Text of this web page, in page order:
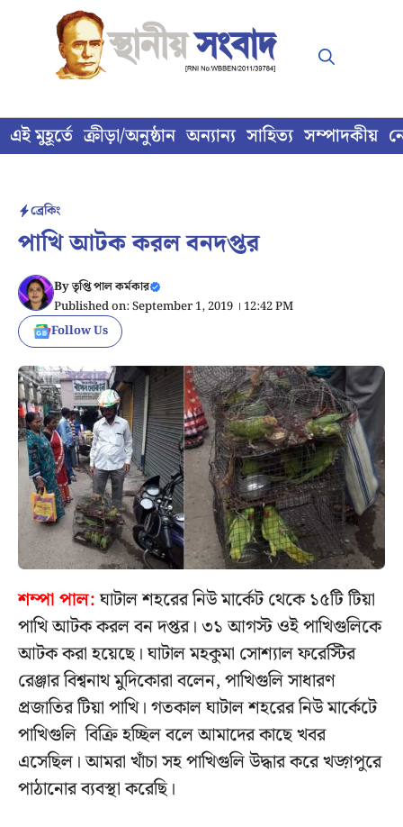
content
এই মুহূর্তে ক্রীড়া/অনুষ্ঠান অন্যান্য সাহিত্য সম্পাদকীয়
ব্রেকিং
পাখি আটক করল বনদপ্তর
Byতৃপ্তি পাল কর্মকার
Published on: September 1, 2019 । 12:42 PM
Follow Us
শম্পা পাল:ঘাটাল শহরের নিউ মার্কেট থেকে ১৫টি টিয়া
পাখি আটক করল বন দপ্তর। ৩১ আগস্ট ওই পাখিগুলিকে
আটক করা হয়েছে। ঘাটাল মহকুমা সোশ্যাল ফরেস্টির
রেঞ্জার বিশ্বনাথ মুদিকোরা বলেন, পাখিগুলি সাধারণ
প্রজাতির টিয়া পাখি। গতকাল ঘাটাল শহরের নিউ মার্কেটে
পাখিগুলি বিক্রি হচ্ছিল বলে আমাদের কাছে খবর
এসেছিল। আমরা খাঁচা সহ পাখিগুলি উদ্ধার করে খড়্গপুরে
পাঠানোর ব্যবস্থা করেছি।